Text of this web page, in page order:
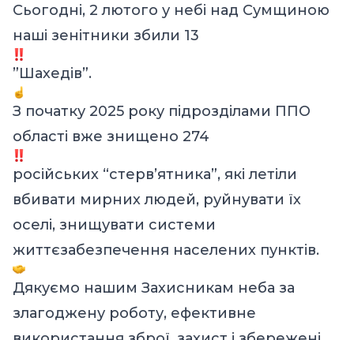
Сьогодні, 2 лютого у небі над Сумщиною
наші зенітники збили 13
”Шахедів”.
З початку 2025 року підрозділами ППО
області вже знищено 274
російських “стерв’ятника”, які летіли
вбивати мирних людей, руйнувати їх
оселі, знищувати системи
життєзабезпечення населених пунктів.
Дякуємо нашим Захисникам неба за
злагоджену роботу, ефективне